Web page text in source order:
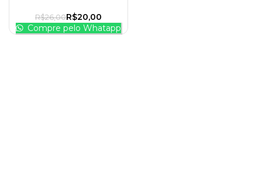
R$26,00R$20,00
Compre pelo Whatapp